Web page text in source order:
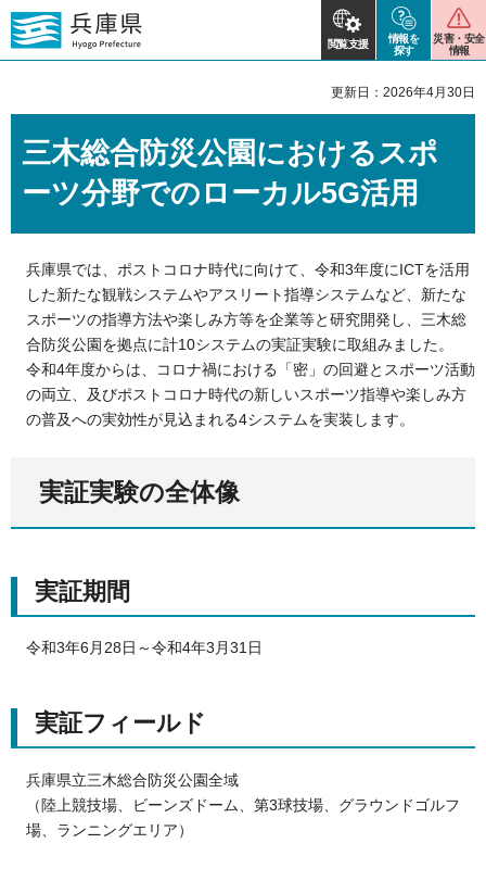
閲覧支援
情報を
探す
災害・安全
情報
更新日：2026年4月30日
三木総合防災公園におけるスポ
ーツ分野でのローカル5G活用
兵庫県では、ポストコロナ時代に向けて、令和3年度にICTを活用
した新たな観戦システムやアスリート指導システムなど、新たな
スポーツの指導方法や楽しみ方等を企業等と研究開発し、三木総
合防災公園を拠点に計10システムの実証実験に取組みました。
令和4年度からは、コロナ禍における「密」の回避とスポーツ活動
の両立、及びポストコロナ時代の新しいスポーツ指導や楽しみ方
の普及への実効性が見込まれる4システムを実装します。
実証実験の全体像
実証期間
令和3年6月28日～令和4年3月31日
実証フィールド
兵庫県立三木総合防災公園全域
（陸上競技場、ビーンズドーム、第3球技場、グラウンドゴルフ
場、ランニングエリア）